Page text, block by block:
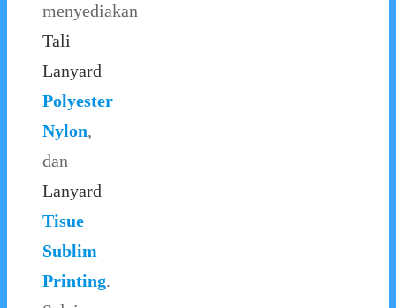
menyediakan
Tali
Lanyard
Polyester
Nylon,
dan
Lanyard
Tisue
Sublim
Printing.